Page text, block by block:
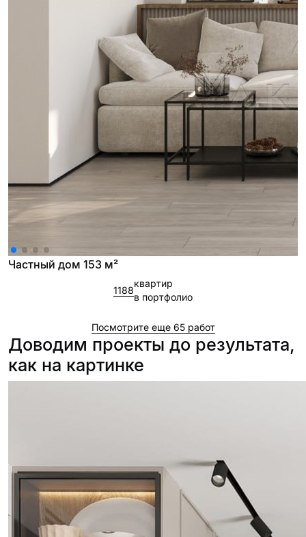
Частный дом 153 м²
1188
квартир
в портфолио
Посмотрите еще 65 работ
Доводим проекты до результата,
как на картинке